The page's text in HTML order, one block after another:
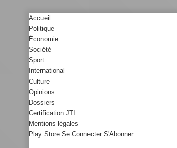
Accueil
Politique
Économie
Société
Sport
International
Culture
Opinions
Dossiers
Certification JTI
Mentions légales
Play Store Se Connecter S'Abonner